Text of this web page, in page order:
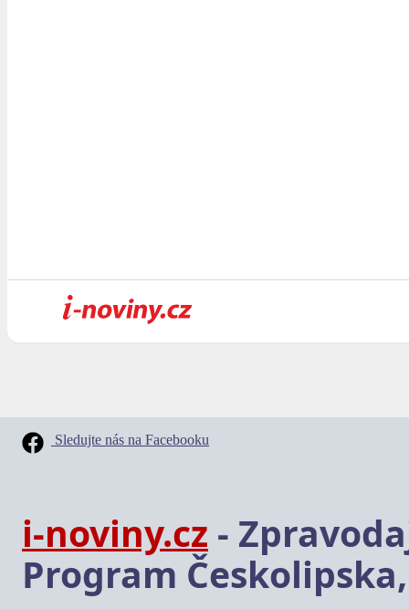
Sledujte nás na Facebooku
i-noviny.cz -
Program